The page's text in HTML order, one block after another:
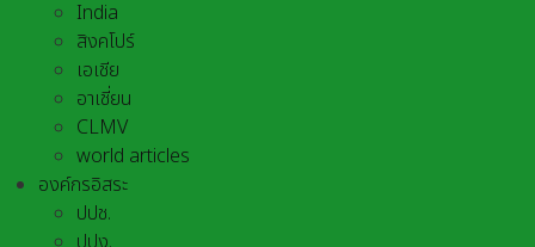
India
สิงคโปร์
เอเชีย
อาเชี่ยน
CLMV
world articles
องค์กรอิสระ
ปปช.